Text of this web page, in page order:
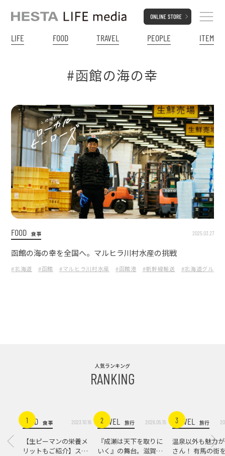
LIFE FOOD TRAVEL PEOPLE ITEM
#函館の海の幸
FOOD 食事 2025.03.27
函館の海の幸を全国へ。マルヒラ川村水産の挑戦
#北海道 #函館 #マルヒラ川村水産 #函館港 #新幹線輸送 #北海道グルメ
人気ランキング
RANKING
1FOOD 食事 2023.10.16
【生ピーマンの栄養メ
リットもご紹介】スパ
2
TRAVEL 旅行 2026.05.15
『成瀬は天下を取りに
いく』の舞台。滋賀県
3
TRAVEL 旅行
温泉以外も魅力
さん！ 有馬の街